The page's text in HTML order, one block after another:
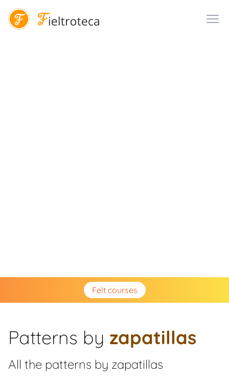
Felt courses
Patterns by zapatillas
All the patterns by zapatillas